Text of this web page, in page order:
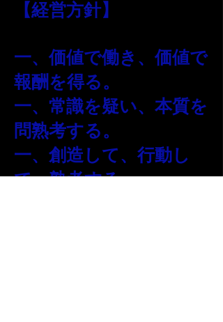
【経営方針】
一、価値で働き、価値で
報酬を得る。
一、常識を疑い、本質を
問熟考する。
一、創造して、行動し
て、熟考する。